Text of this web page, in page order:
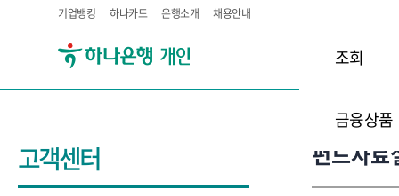
기업뱅킹 하나카드 은행소개 채용안내
조회
금융상품
고객센터 펀드자료